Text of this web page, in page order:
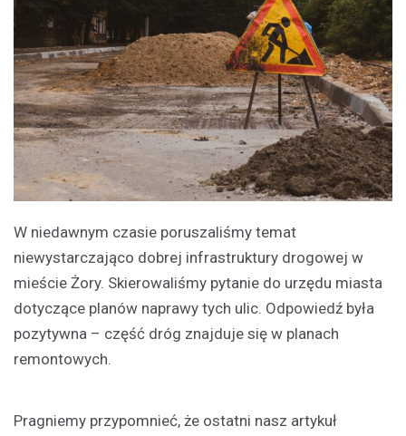
W niedawnym czasie poruszaliśmy temat
niewystarczająco dobrej infrastruktury drogowej w
mieście Żory. Skierowaliśmy pytanie do urzędu miasta
dotyczące planów naprawy tych ulic. Odpowiedź była
pozytywna – część dróg znajduje się w planach
remontowych.
Pragniemy przypomnieć, że ostatni nasz artykuł